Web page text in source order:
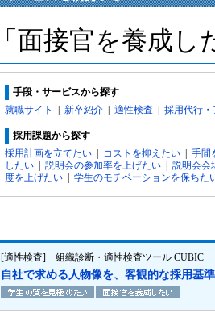
「面接官を養成
手段・サービスから探す
就職サイト
新卒紹介 適性検査 採用代行
採用課題から探す
採用計画を立てたい
コストを抑えたい 手間
したい
説明会の参加率を上げたい 説明会会
度を上げたい
学生のモチベーションを保ちた
[適性検査] 組織診断・適性検査ツール CUBIC
自社で求める人物像を、客観的な採用基